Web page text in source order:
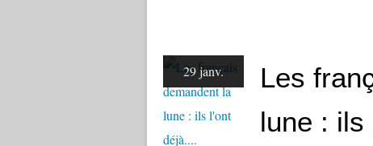
29 janv.
Les
lune : ils